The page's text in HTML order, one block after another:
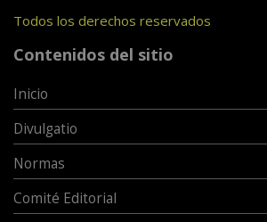
Todos los derechos reservados
Contenidos del sitio
Inicio
Divulgatio
Normas
Comité Editorial